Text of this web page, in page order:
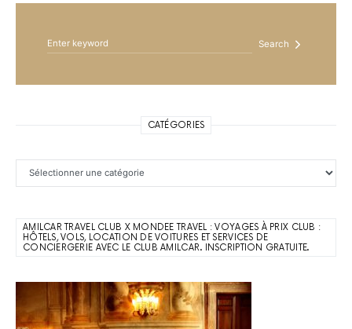
Search
CATÉGORIES
AMILCAR TRAVEL CLUB X MONDEE TRAVEL : VOYAGES À PRIX CLUB :
HÔTELS, VOLS, LOCATION DE VOITURES ET SERVICES DE
CONCIERGERIE AVEC LE CLUB AMILCAR. INSCRIPTION GRATUITE.